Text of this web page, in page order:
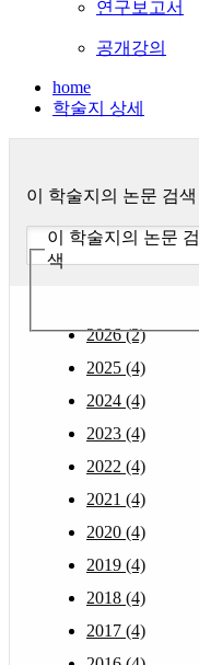
연구보고서
공개강의
home
학술지 상세
이 학술지의 논문 검색
이 학술지의 논문 검
색
2026 (2)
2025 (4)
2024 (4)
2023 (4)
2022 (4)
2021 (4)
2020 (4)
2019 (4)
2018 (4)
2017 (4)